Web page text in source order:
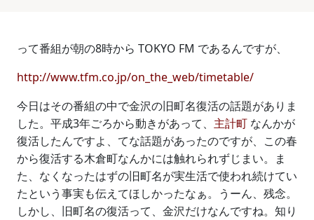
って番組が朝の8時から TOKYO FM であるんですが、
http://www.tfm.co.jp/on_the_web/timetable/
今日はその番組の中で金沢の旧町名復活の話題がありま
した。平成3年ごろから動きがあって、 主計町 なんかが
復活したんですよ、てな話題があったのですが、この春
から復活する木倉町なんかには触れられずじまい。ま
た、なくなったはずの旧町名が実生活で使われ続けてい
たという事実も伝えてほしかったなぁ。うーん、残念。
しかし、旧町名の復活って、金沢だけなんですね。知り